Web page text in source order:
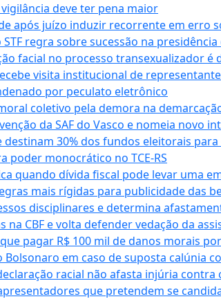
deve ter pena maior
após juízo induzir recorrente em erro
regra sobre sucessão na
facial no processo transexualizador
visita institucional de
por peculato eletrônico
coletivo pela demora na
da SAF do Vasco e nomeia novo
destinam 30% dos fundos eleitorais
poder monocrático no TCE-RS
quando dívida fiscal pode levar uma
mais rígidas para publicidade das
disciplinares e determina
na CBF e volta defender vedação da
pagar R$ 100 mil de danos morais
Bolsonaro em caso de suposta calúnia
racial não afasta injúria contra
que pretendem se